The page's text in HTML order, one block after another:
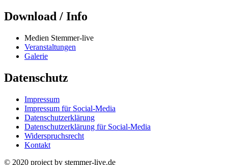
Download / Info
Medien Stemmer-live
Veranstaltungen
Galerie
Datenschutz
Impressum
Impressum für Social-Media
Datenschutzerklärung
Datenschutzerklärung für Social-Media
Widerspruchsrecht
Kontakt
© 2020 project by stemmer-live.de